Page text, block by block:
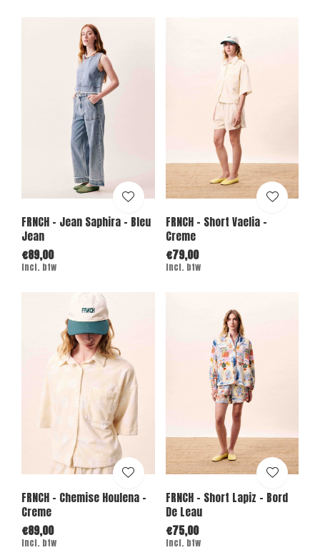
FRNCH - Jean Saphira - Bleu
Jean
€89,00
Incl. btw
FRNCH - Short Vaelia -
Creme
€79,00
Incl. btw
FRNCH - Chemise Houlena -
Creme
€89,00
Incl. btw
FRNCH - Short Lapiz - Bord
De Leau
€75,00
Incl. btw